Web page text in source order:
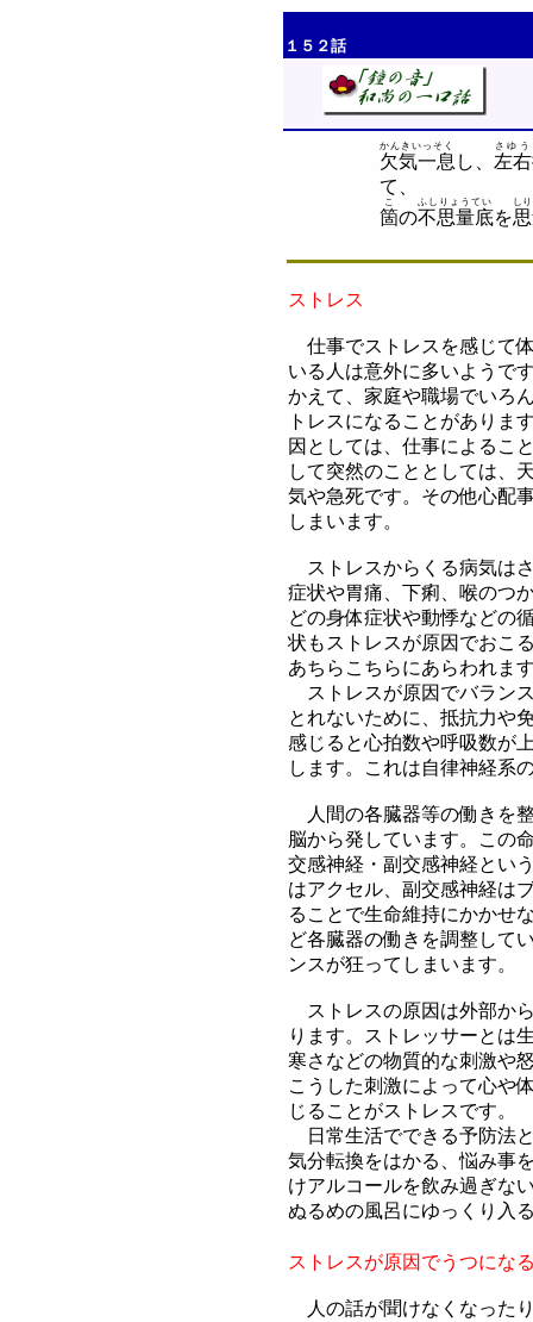
１５２話
欠気一息
かんきいっそく
し、 左右
さゆう
て、
箇
こ
の不思量底
ふしりょうてい
を
し
ストレス
仕事でストレスを感じて
いる人は意外に多いようで
かえて、家庭や職場でいろ
トレスになることがありま
因としては、仕事によるこ
して突然のこととしては、
気や急死です。その他心配
しまいます。
ストレスからくる病気は
症状や胃痛、下痢、喉のつ
どの身体症状や動悸などの
状もストレスが原因でおこ
あちらこちらにあらわれま
ストレスが原因でバラン
とれないために、抵抗力や
感じると心拍数や呼吸数が
します。これは自律神経系
人間の各臓器等の働きを
脳から発しています。この
交感神経・副交感神経とい
はアクセル、副交感神経は
ることで生命維持にかかせ
ど各臓器の働きを調整して
ンスが狂ってしまいます。
ストレスの原因は外部か
ります。ストレッサーとは
寒さなどの物質的な刺激や
こうした刺激によって心や
じることがストレスです。
日常生活でできる予防法
気分転換をはかる、悩み事
けアルコールを飲み過ぎな
ぬるめの風呂にゆっくり入
ストレスが原因でうつにな
人の話が聞けなくなった